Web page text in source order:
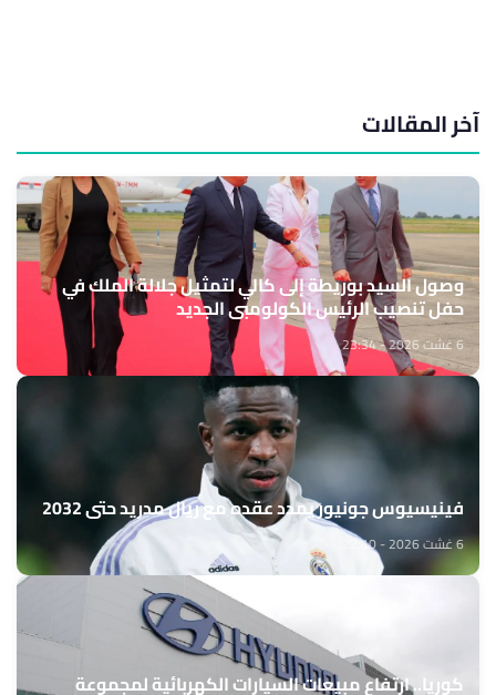
آخر المقالات
وصول السيد بوريطة إلى كالي لتمثيل جلالة الملك في
حفل تنصيب الرئيس الكولومبي الجديد
6 غشت 2026 - 23:34
فينيسيوس جونيور يمدد عقده مع ريال مدريد حتى 2032
6 غشت 2026 - 22:10
كوريا.. ارتفاع مبيعات السيارات الكهربائية لمجموعة